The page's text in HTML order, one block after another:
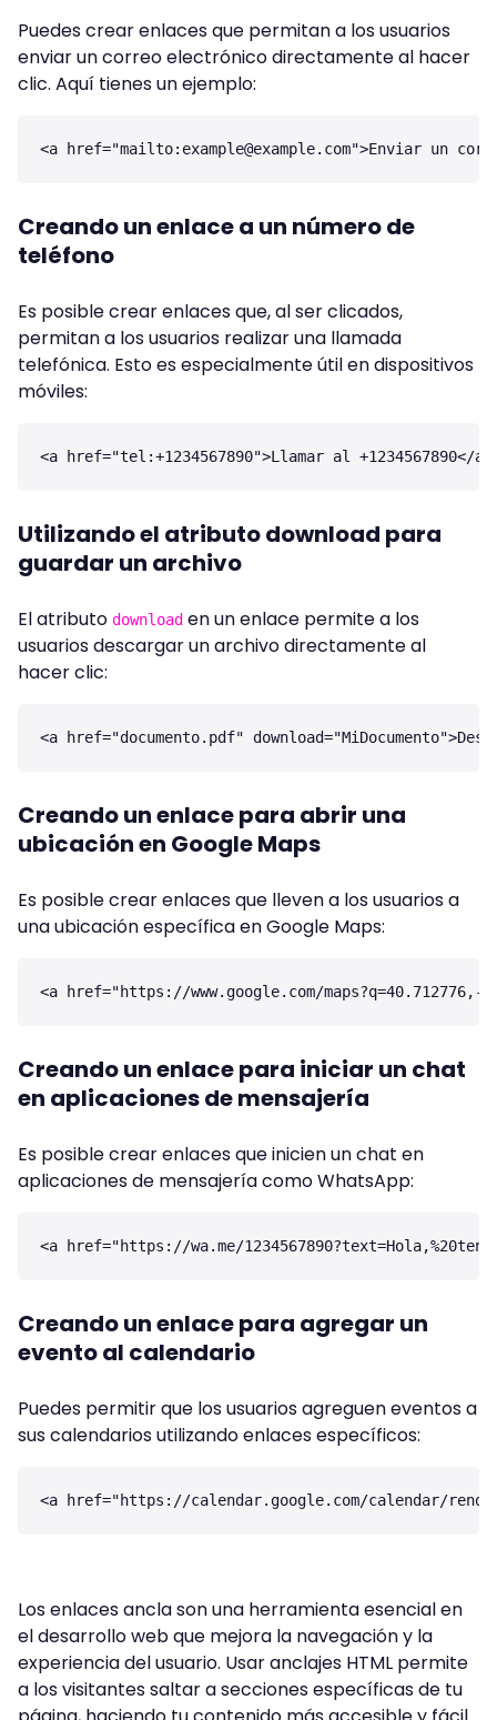
Puedes crear enlaces que permitan a los usuarios
enviar un correo electrónico directamente al hacer
clic. Aquí tienes un ejemplo:
<a href="mailto: example@example.com
Creando un enlace a un número de
teléfono
Es posible crear enlaces que, al ser clicados,
permitan a los usuarios realizar una llamada
telefónica. Esto es especialmente útil en dispositivos
móviles:
Utilizando el atributo download para
guardar un archivo
El atributo download en un enlace permite a los
usuarios descargar un archivo directamente al
hacer clic:
Creando un enlace para abrir una
ubicación en Google Maps
Es posible crear enlaces que lleven a los usuarios a
una ubicación específica en Google Maps:
Creando un enlace para iniciar un chat
en aplicaciones de mensajería
Es posible crear enlaces que inicien un chat en
aplicaciones de mensajería como WhatsApp:
Creando un enlace para agregar un
evento al calendario
Puedes permitir que los usuarios agreguen eventos a
sus calendarios utilizando enlaces específicos:
Los enlaces ancla son una herramienta esencial en
el desarrollo web que mejora la navegación y la
experiencia del usuario. Usar anclajes HTML permite
a los visitantes saltar a secciones específicas de tu